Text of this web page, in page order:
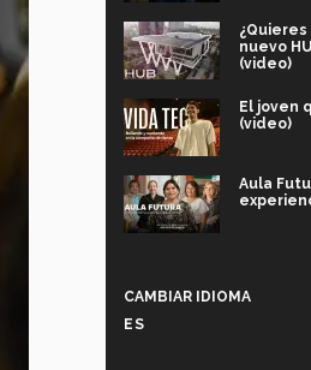
nuevo
(video)
El joven
(video)
Aula
CAMBIAR IDIOMA
ES